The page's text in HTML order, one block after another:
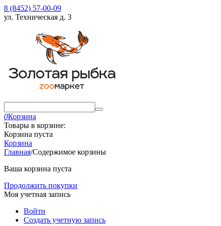
8 (8452) 57-00-09
ул. Техническая д. 3
0Корзина
Товары в корзине:
Корзина пуста
Корзина
Главная/Содержимое корзины
Ваша корзина пуста
Продолжить покупки
Моя учетная запись
Войти
Создать учетную запись